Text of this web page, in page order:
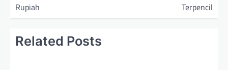
g
Rupiah
Terpencil
Related Posts